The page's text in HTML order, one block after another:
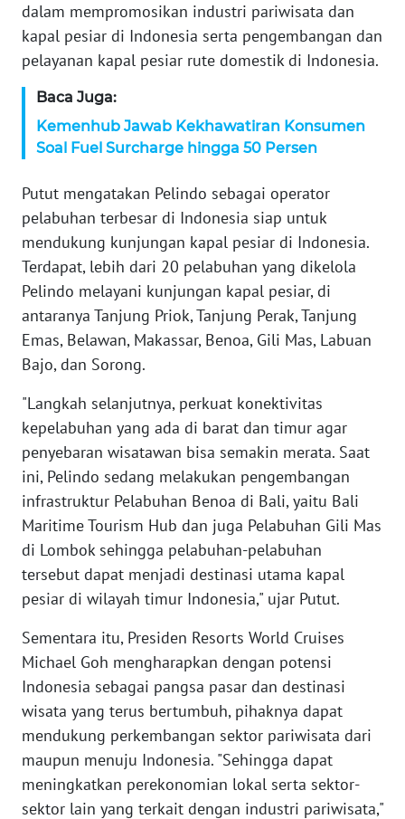
dalam mempromosikan industri pariwisata dan
kapal pesiar di Indonesia serta pengembangan dan
pelayanan kapal pesiar rute domestik di Indonesia.
Baca Juga:
Kemenhub Jawab Kekhawatiran Konsumen
Soal Fuel Surcharge hingga 50 Persen
Putut mengatakan Pelindo sebagai operator
pelabuhan terbesar di Indonesia siap untuk
mendukung kunjungan kapal pesiar di Indonesia.
Terdapat, lebih dari 20 pelabuhan yang dikelola
Pelindo melayani kunjungan kapal pesiar, di
antaranya Tanjung Priok, Tanjung Perak, Tanjung
Emas, Belawan, Makassar, Benoa, Gili Mas, Labuan
Bajo, dan Sorong.
"Langkah selanjutnya, perkuat konektivitas
kepelabuhan yang ada di barat dan timur agar
penyebaran wisatawan bisa semakin merata. Saat
ini, Pelindo sedang melakukan pengembangan
infrastruktur Pelabuhan Benoa di Bali, yaitu Bali
Maritime Tourism Hub dan juga Pelabuhan Gili Mas
di Lombok sehingga pelabuhan-pelabuhan
tersebut dapat menjadi destinasi utama kapal
pesiar di wilayah timur Indonesia," ujar Putut.
Sementara itu, Presiden Resorts World Cruises
Michael Goh mengharapkan dengan potensi
Indonesia sebagai pangsa pasar dan destinasi
wisata yang terus bertumbuh, pihaknya dapat
mendukung perkembangan sektor pariwisata dari
maupun menuju Indonesia. "Sehingga dapat
meningkatkan perekonomian lokal serta sektor-
sektor lain yang terkait dengan industri pariwisata,"
ANUGERAH
NEWS
AKHLAK
ID
ASA
NEWS
Informasi
INDEKS
BERITA
KONTAK
INFO
IKLAN
TENTANG
KAMI
PEDOMAN
MEDIA
SIBER
REDAKSI
Wahana
News